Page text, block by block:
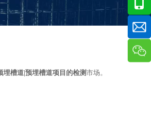
埋槽道|预埋槽道项目的检测市场。